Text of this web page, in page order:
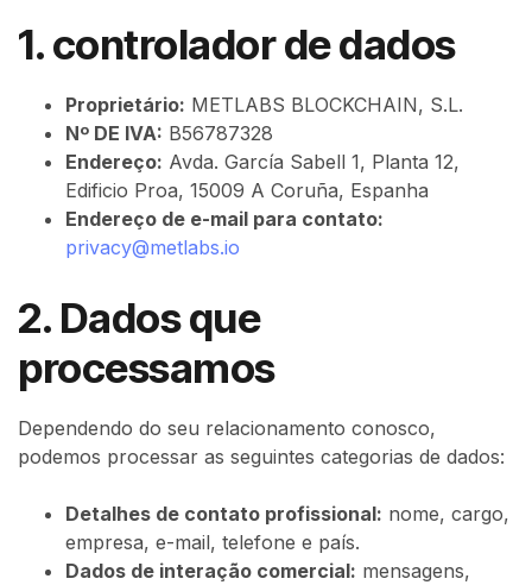
1. controlador de dados
Proprietário: METLABS BLOCKCHAIN, S.L.
Nº DE IVA: B56787328
Endereço: Avda. García Sabell 1, Planta 12,
Edificio Proa, 15009 A Coruña, Espanha
Endereço de e-mail para contato:
privacy@metlabs.io
2. Dados que
processamos
Dependendo do seu relacionamento conosco,
podemos processar as seguintes categorias de dados:
Detalhes de contato profissional: nome, cargo,
empresa, e-mail, telefone e país.
Dados de interação comercial: mensagens,